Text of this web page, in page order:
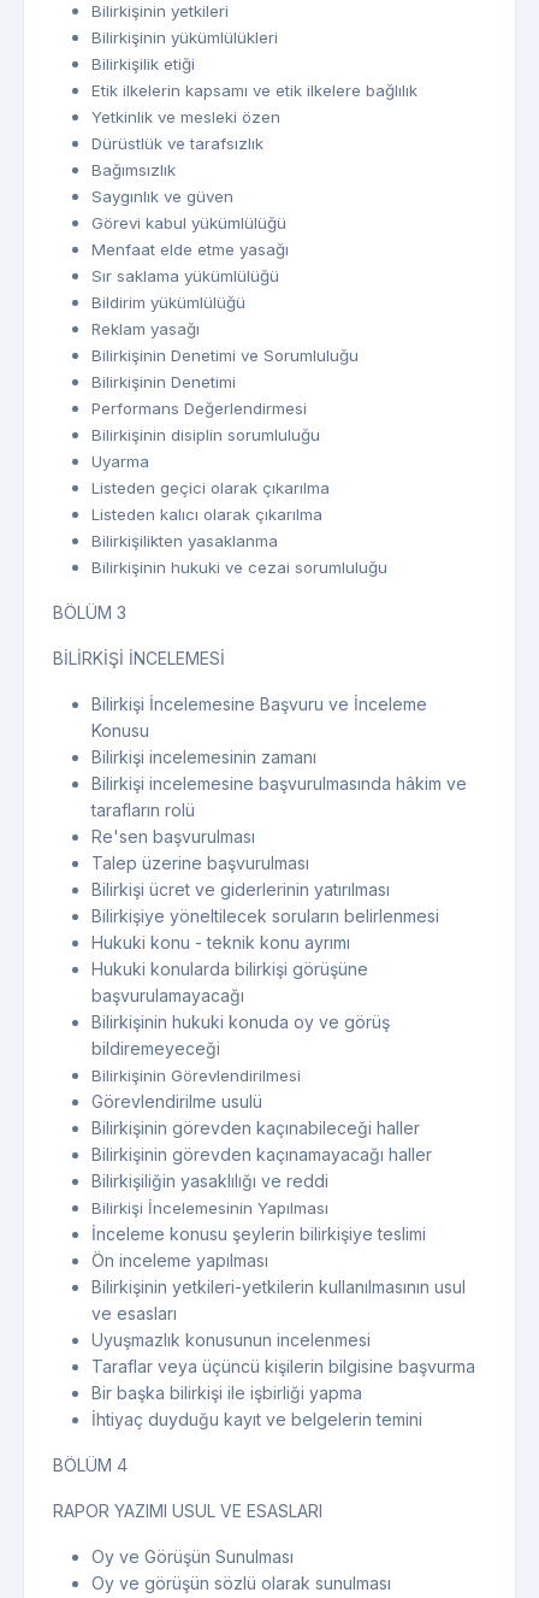
Bilirkişinin yetkileri
Bilirkişinin yükümlülükleri
Bilirkişilik etiği
Etik ilkelerin kapsamı ve etik ilkelere bağlılık
Yetkinlik ve mesleki özen
Dürüstlük ve tarafsızlık
Bağımsızlık
Saygınlık ve güven
Görevi kabul yükümlülüğü
Menfaat elde etme yasağı
Sır saklama yükümlülüğü
Bildirim yükümlülüğü
Reklam yasağı
Bilirkişinin Denetimi ve Sorumluluğu
Bilirkişinin Denetimi
Performans Değerlendirmesi
Bilirkişinin disiplin sorumluluğu
Uyarma
Listeden geçici olarak çıkarılma
Listeden kalıcı olarak çıkarılma
Bilirkişilikten yasaklanma
Bilirkişinin hukuki ve cezai sorumluluğu
BÖLÜM 3
BİLİRKİŞİ İNCELEMESİ
Bilirkişi İncelemesine Başvuru ve İnceleme
Konusu
Bilirkişi incelemesinin zamanı
Bilirkişi incelemesine başvurulmasında hâkim ve
tarafların rolü
Re'sen başvurulması
Talep üzerine başvurulması
Bilirkişi ücret ve giderlerinin yatırılması
Bilirkişiye yöneltilecek soruların belirlenmesi
Hukuki konu - teknik konu ayrımı
Hukuki konularda bilirkişi görüşüne
başvurulamayacağı
Bilirkişinin hukuki konuda oy ve görüş
bildiremeyeceği
Bilirkişinin Görevlendirilmesi
Görevlendirilme usulü
Bilirkişinin görevden kaçınabileceği haller
Bilirkişinin görevden kaçınamayacağı haller
Bilirkişiliğin yasaklılığı ve reddi
Bilirkişi İncelemesinin Yapılması
İnceleme konusu şeylerin bilirkişiye teslimi
Ön inceleme yapılması
Bilirkişinin yetkileri-yetkilerin kullanılmasının usul
ve esasları
Uyuşmazlık konusunun incelenmesi
Taraflar veya üçüncü kişilerin bilgisine başvurma
Bir başka bilirkişi ile işbirliği yapma
İhtiyaç duyduğu kayıt ve belgelerin temini
BÖLÜM 4
RAPOR YAZIMI USUL VE ESASLARI
Oy ve Görüşün Sunulması
Oy ve görüşün sözlü olarak sunulması